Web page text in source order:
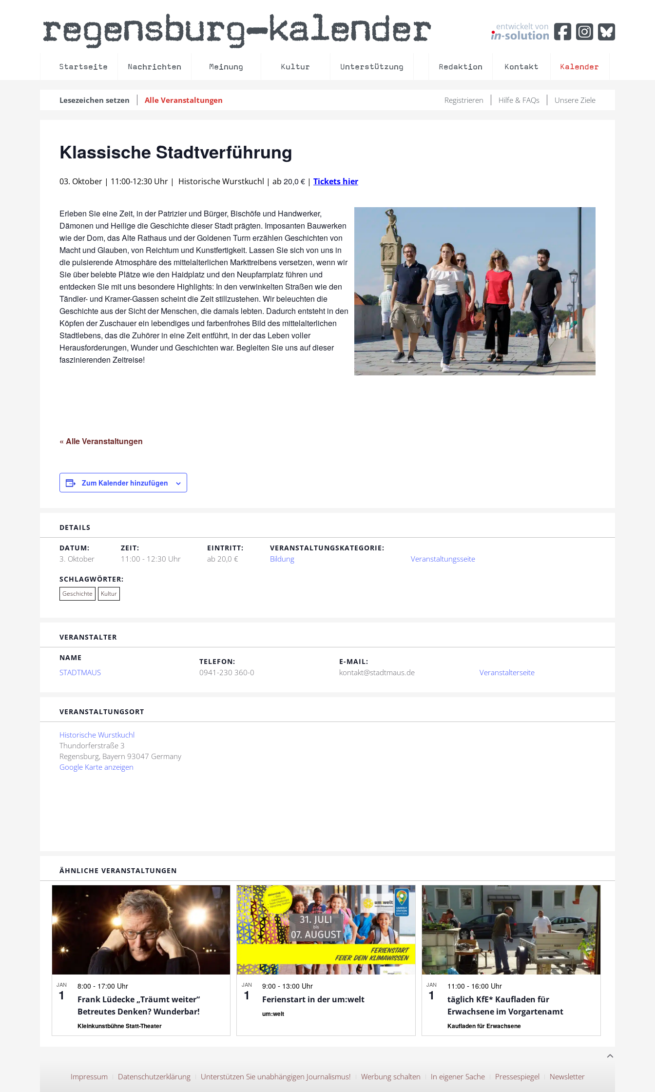
regensburg–kalender entwickelt von
Startseite Nachrichten Meinung Kultur Unterstützung Redaktion Kontakt Kalender
Lesezeichen setzen Alle Veranstaltungen Unsere Ziele
Hilfe & FAQs
Registrieren
Klassische Stadtverführung
03. Oktober | 11:00-12:30 Uhr | Historische Wurstkuchl | ab 20,0 € | Tickets hier
Erleben Sie eine Zeit, in der Patrizier und Bürger, Bischöfe und Handwerker,
Dämonen und Heilige die Geschichte dieser Stadt prägten. Imposanten Bauwerken
wie der Dom, das Alte Rathaus und der Goldenen Turm erzählen Geschichten von
Macht und Glauben, von Reichtum und Kunstfertigkeit. Lassen Sie sich von uns in
die pulsierende Atmosphäre des mittelalterlichen Markttreibens versetzen, wenn wir
Sie über belebte Plätze wie den Haidplatz und den Neupfarrplatz führen und
entdecken Sie mit uns besondere Highlights: In den verwinkelten Straßen wie den
Tändler- und Kramer-Gassen scheint die Zeit stillzustehen. Wir beleuchten die
Geschichte aus der Sicht der Menschen, die damals lebten. Dadurch entsteht in den
Köpfen der Zuschauer ein lebendiges und farbenfrohes Bild des mittelalterlichen
Stadtlebens, das die Zuhörer in eine Zeit entführt, in der das Leben voller
Herausforderungen, Wunder und Geschichten war. Begleiten Sie uns auf dieser
faszinierenden Zeitreise!
« Alle Veranstaltungen
Zum Kalender hinzufügen
DETAILS
DATUM:
3. Oktober
ZEIT:
11:00 - 12:30 Uhr
EINTRITT:
ab 20,0 €
VERANSTALTUNGSKATEGORIE:
Bildung Veranstaltungsseite
SCHLAGWÖRTER:
Geschichte Kultur
VERANSTALTER
NAME
STADTMAUS
TELEFON:
0941-230 360-0
E-MAIL:
kontakt@stadtmaus.de Veranstalterseite
VERANSTALTUNGSORT
Historische Wurstkuchl
Thundorferstraße 3
Regensburg, Bayern 93047 Germany
Google Karte anzeigen
ÄHNLICHE VERANSTALTUNGEN
JAN
1
8:00 - 17:00 Uhr
Frank Lüdecke „Träumt weiter“
Betreutes Denken? Wunderbar!
Kleinkunstbühne Statt-Theater
JAN
1
9:00- 13:00 Uhr
Ferienstart in der um:welt
um:welt
JAN
1
11:00 - 16:00 Uhr
täglich KfE* Kaufladen für
Erwachsene im Vorgartenamt
Kaufladen für Erwachsene
Impressum Datenschutzerklärung Unterstützen Sie unabhängigen Journalismus! Werbung schalten In eigener Sache Pressespiegel Newsletter